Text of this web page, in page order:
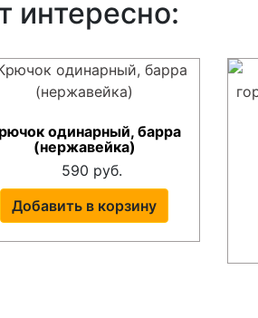
интересно:
одинарный, барра
(нержавейка)
590 руб.
Добавить в корзину